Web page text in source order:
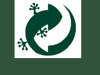
contenido